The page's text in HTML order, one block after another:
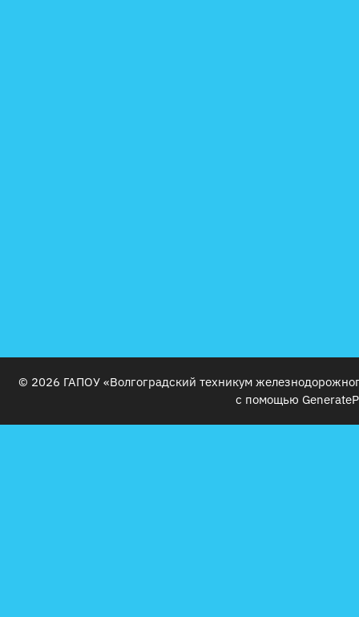
© 2026 ГАПОУ «Волгоградский техникум
с помощью